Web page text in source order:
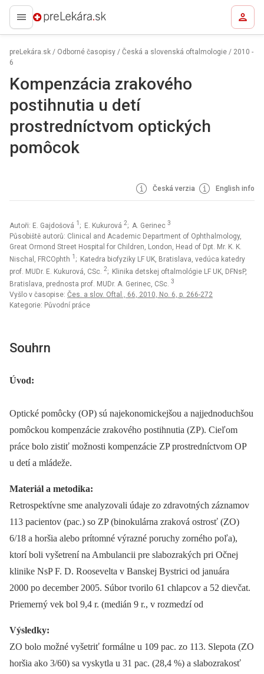
preLekára.sk
preLekára.sk / Odborné časopisy / Česká a slovenská oftalmologie / 2010 -
6
Kompenzácia zrakového
postihnutia u detí
prostredníctvom optických
pomôcok
Česká verzia English info
Autoři: E. Gajdošová 1 ; E. Kukurová 2; A. Gerinec 3
Působiště autorů: Clinical and Academic Department of Ophthalmology,
Great Ormond Street Hospital for Children, London, Head of Dpt. Mr. K. K.
Nischal, FRCOphth 1 ; Katedra biofyziky LF UK, Bratislava, vedúca katedry
prof. MUDr. E. Kukurová, CSc. 2; Klinika detskej oftalmológie LF UK, DFNsP,
Bratislava, prednosta prof. MUDr. A. Gerinec, CSc. 3
Vyšlo v časopise: Čes. a slov. Oftal., 66, 2010, No. 6, p. 266-272
Kategorie: Původní práce
Souhrn
Úvod:
Optické pomôcky (OP) sú najekonomickejšou a najjednoduchšou
pomôckou kompenzácie zrakového postihnutia (ZP). Cieľom
práce bolo zistiť možnosti kompenzácie ZP prostredníctvom OP
u detí a mládeže.
Materiál a metodika:
Retrospektívne sme analyzovali údaje zo zdravotných záznamov
113 pacientov (pac.) so ZP (binokulárna zraková ostrosť (ZO)
6/18 a horšia alebo prítomné výrazné poruchy zorného poľa),
ktorí boli vyšetrení na Ambulancii pre slabozrakých pri Očnej
klinike NsP F. D. Roosevelta v Banskej Bystrici od januára
2000 po december 2005. Súbor tvorilo 61 chlapcov a 52 dievčat.
Priemerný vek bol 9,4 r. (medián 9 r., v rozmedzí od
Výsledky:
ZO bolo možné vyšetriť formálne u 109 pac. zo 113. Slepota (ZO
horšia ako 3/60) sa vyskytla u 31 pac. (28,4 %) a slabozrakosť